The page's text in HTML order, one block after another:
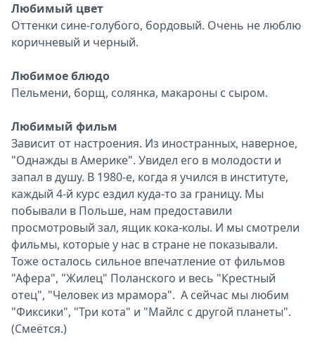
Любимый цвет
Оттенки сине-голубого, бордовый. Очень не люблю
коричневый и черный.
Любимое блюдо
Пельмени, борщ, солянка, макароны с сыром.
Любимый фильм
Зависит от настроения. Из иностранных, наверное,
"Однажды в Америке". Увидел его в молодости и
запал в душу. В 1980-е, когда я учился в институте,
каждый 4-й курс ездил куда-то за границу. Мы
побывали в Польше, нам предоставили
просмотровый зал, ящик кока-колы. И мы смотрели
фильмы, которые у нас в стране не показывали.
Тоже осталось сильное впечатление от фильмов
"Афера", "Жилец" Поланского и весь "Крестный
отец", "Человек из мрамора". А сейчас мы любим
"Фиксики", "Три кота" и "Майлс с другой планеты".
(Смеётся.)